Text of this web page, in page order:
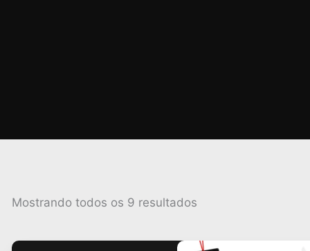
Mostrando todos os 9 resultados
popularidade